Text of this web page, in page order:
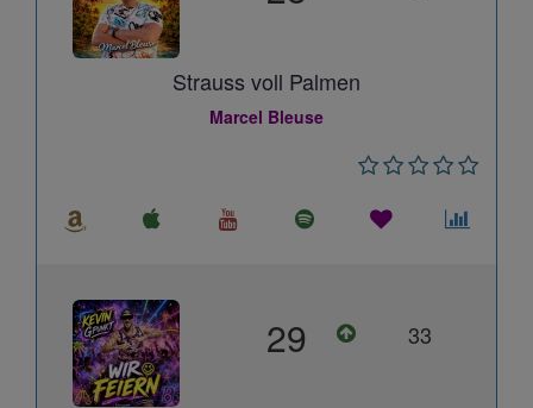
Strauss voll Palmen
Marcel Bleuse
29 33